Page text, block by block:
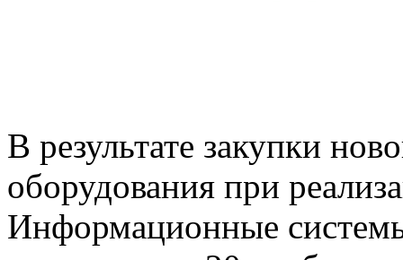
В результате закупки
оборудования при
Информационные